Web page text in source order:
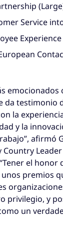
Service
emocionados
da testimonio
la
y la
afirmó
Country
el honor
premios
privilegio, y
un